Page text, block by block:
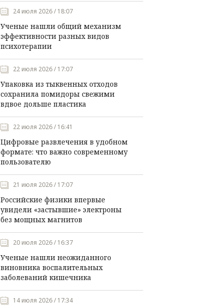
24 июля 2026 / 18:07
Ученые нашли общий механизм
эффективности разных видов
психотерапии
22 июля 2026 / 17:07
Упаковка из тыквенных отходов
сохранила помидоры свежими
вдвое дольше пластика
22 июля 2026 / 16:41
Цифровые развлечения в удобном
формате: что важно современному
пользователю
21 июля 2026 / 17:07
Российские физики впервые
увидели «застывшие» электроны
без мощных магнитов
20 июля 2026 / 16:37
Ученые нашли неожиданного
виновника воспалительных
заболеваний кишечника
14 июля 2026 / 17:34